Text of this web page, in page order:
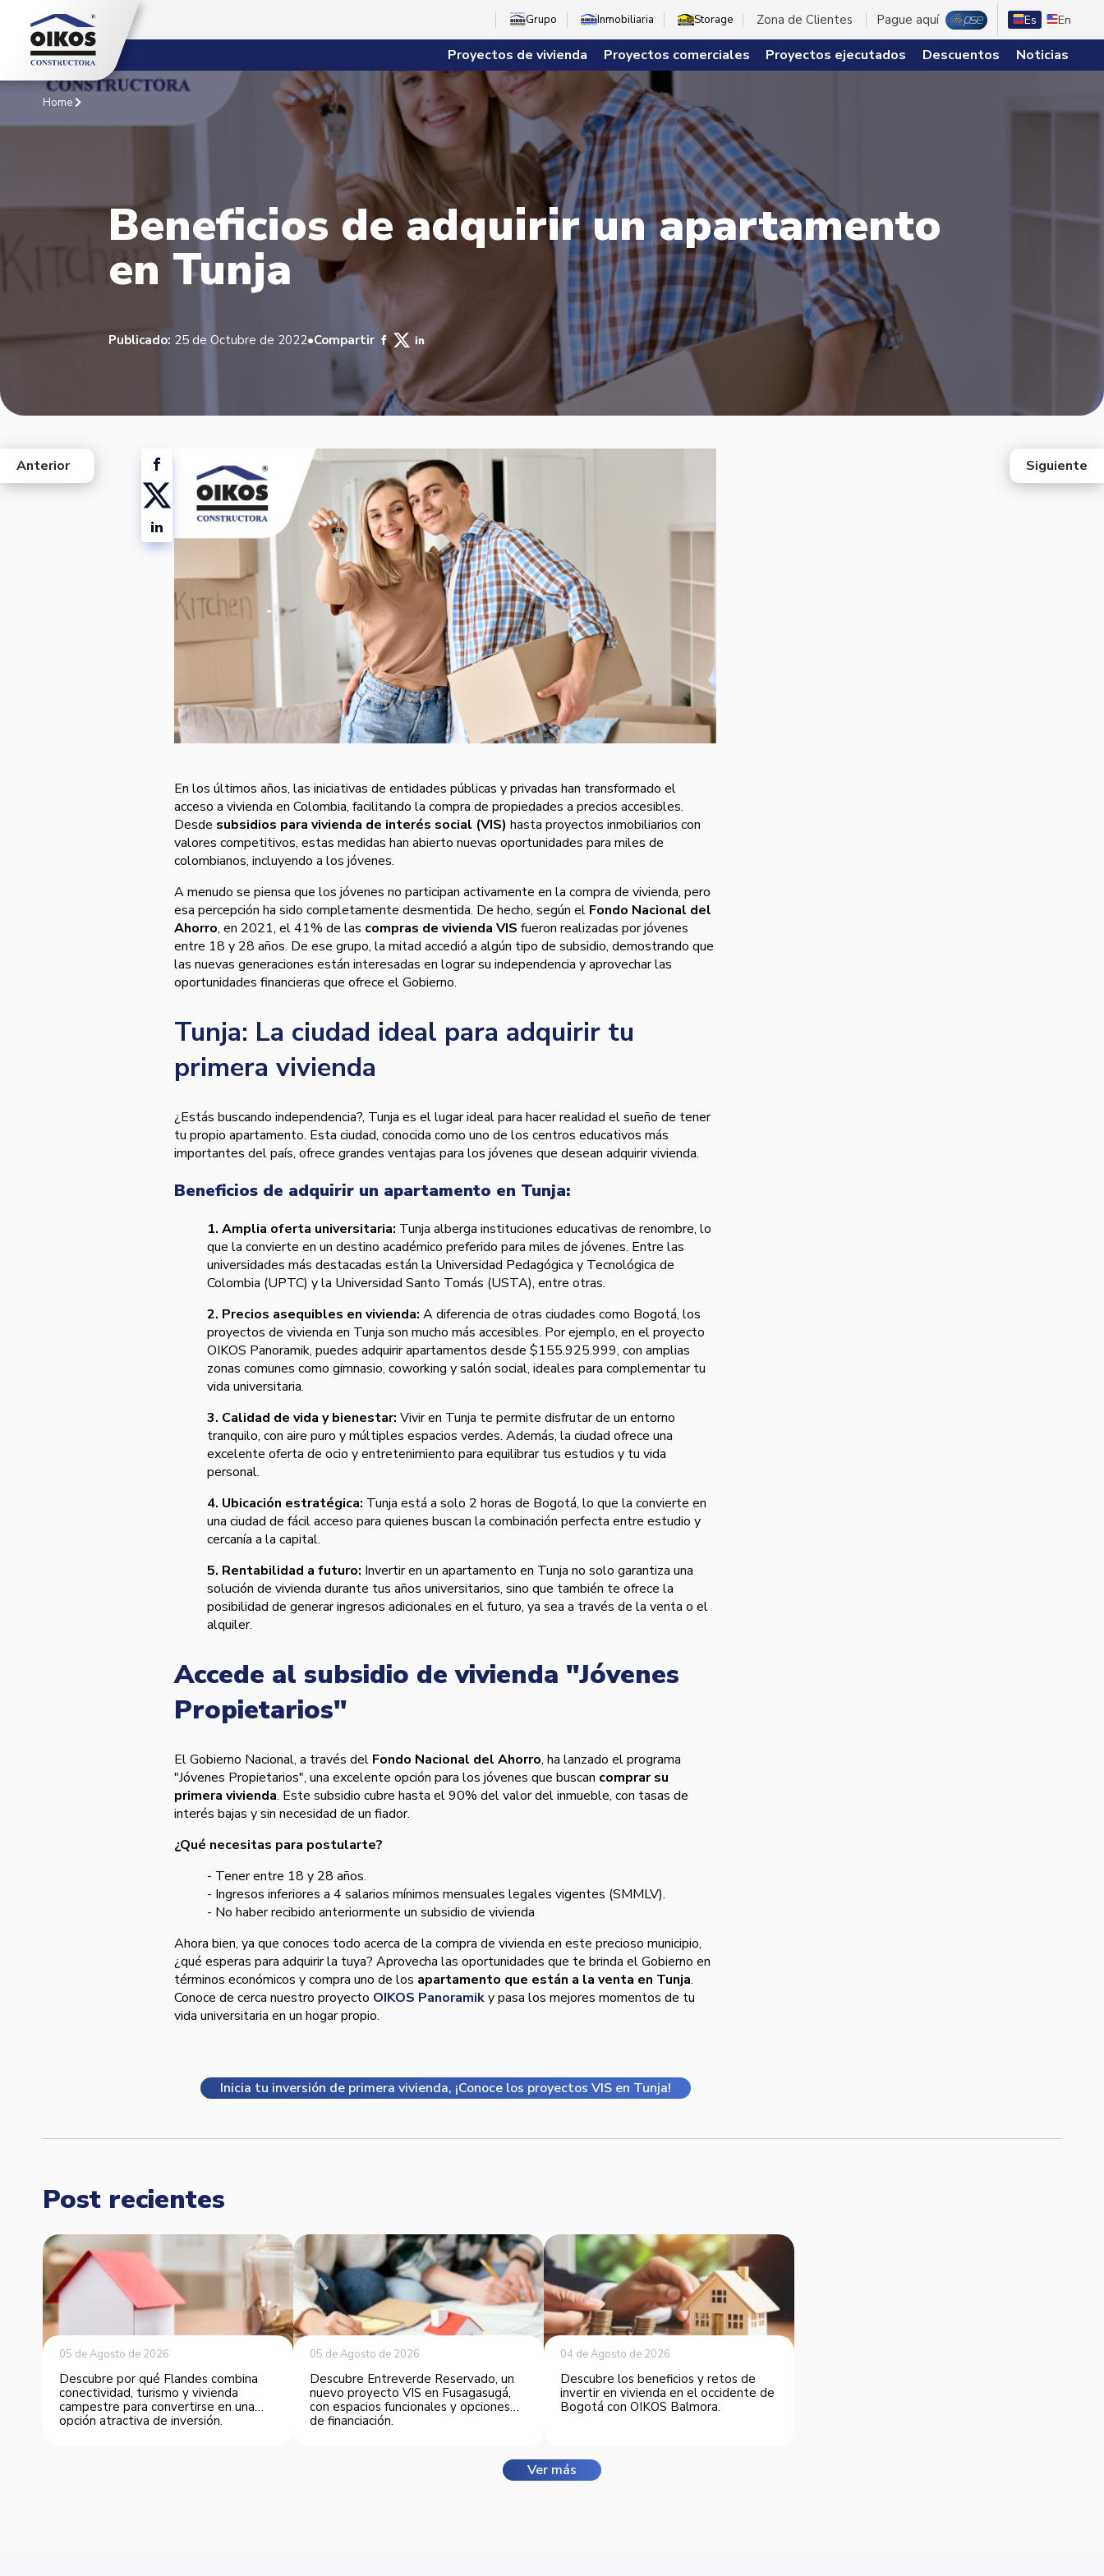
Grupo Inmobiliaria Storage Zona de Clientes Pague aquí Es En
Proyectos de vivienda Proyectos comerciales Proyectos ejecutados Descuentos Noticias
Home
Beneficios de adquirir un apartamento
en Tunja
Publicado: 25 de Octubre de 2022•Compartir
En los últimos años, las iniciativas de entidades públicas y privadas han transformado el
acceso a vivienda en Colombia, facilitando la compra de propiedades a precios accesibles.
Desde subsidios para vivienda de interés social (VIS) hasta proyectos inmobiliarios con
valores competitivos, estas medidas han abierto nuevas oportunidades para miles de
colombianos, incluyendo a los jóvenes.
A menudo se piensa que los jóvenes no participan activamente en la compra de vivienda, pero
esa percepción ha sido completamente desmentida. De hecho, según el Fondo Nacional del
Ahorro, en 2021, el 41% de las compras de vivienda VIS fueron realizadas por jóvenes
entre 18 y 28 años. De ese grupo, la mitad accedió a algún tipo de subsidio, demostrando que
las nuevas generaciones están interesadas en lograr su independencia y aprovechar las
oportunidades financieras que ofrece el Gobierno.
Tunja: La ciudad ideal para adquirir tu
primera vivienda
¿Estás buscando independencia?, Tunja es el lugar ideal para hacer realidad el sueño de tener
tu propio apartamento. Esta ciudad, conocida como uno de los centros educativos más
importantes del país, ofrece grandes ventajas para los jóvenes que desean adquirir vivienda.
Beneficios de adquirir un apartamento en Tunja:
1. Amplia oferta universitaria: Tunja alberga instituciones educativas de renombre, lo
que la convierte en un destino académico preferido para miles de jóvenes. Entre las
universidades más destacadas están la Universidad Pedagógica y Tecnológica de
Colombia (UPTC) y la Universidad Santo Tomás (USTA), entre otras.
2. Precios asequibles en vivienda: A diferencia de otras ciudades como Bogotá, los
proyectos de vivienda en Tunja son mucho más accesibles. Por ejemplo, en el proyecto
OIKOS Panoramik, puedes adquirir apartamentos desde $155.925.999, con amplias
zonas comunes como gimnasio, coworking y salón social, ideales para complementar tu
vida universitaria.
3. Calidad de vida y bienestar: Vivir en Tunja te permite disfrutar de un entorno
tranquilo, con aire puro y múltiples espacios verdes. Además, la ciudad ofrece una
excelente oferta de ocio y entretenimiento para equilibrar tus estudios y tu vida
personal.
4. Ubicación estratégica: Tunja está a solo 2 horas de Bogotá, lo que la convierte en
una ciudad de fácil acceso para quienes buscan la combinación perfecta entre estudio y
cercanía a la capital.
5. Rentabilidad a futuro: Invertir en un apartamento en Tunja no solo garantiza una
solución de vivienda durante tus años universitarios, sino que también te ofrece la
posibilidad de generar ingresos adicionales en el futuro, ya sea a través de la venta o el
alquiler.
Accede al subsidio de vivienda "Jóvenes
Propietarios"
El Gobierno Nacional, a través del Fondo Nacional del Ahorro, ha lanzado el programa
"Jóvenes Propietarios", una excelente opción para los jóvenes que buscan comprar su
primera vivienda. Este subsidio cubre hasta el 90% del valor del inmueble, con tasas de
interés bajas y sin necesidad de un fiador.
¿Qué necesitas para postularte?
- Tener entre 18 y 28 años.
- Ingresos inferiores a 4 salarios mínimos mensuales legales vigentes (SMMLV).
- No haber recibido anteriormente un subsidio de vivienda
Ahora bien, ya que conoces todo acerca de la compra de vivienda en este precioso municipio,
¿qué esperas para adquirir la tuya? Aprovecha las oportunidades que te brinda el Gobierno en
términos económicos y compra uno de los apartamento que están a la venta en Tunja.
Conoce de cerca nuestro proyecto OIKOS Panoramiky pasa los mejores momentos de tu
vida universitaria en un hogar propio.
Inicia tu inversión de primera vivienda, ¡Conoce los proyectos VIS en Tunja!
west
Anterior Siguiente
Post recientes
05 de Agosto de 2026
Descubre por qué Flandes combina
conectividad, turismo y vivienda
campestre para convertirse en una
opción atractiva de inversión.
05 de Agosto de 2026
Descubre Entreverde Reservado, un
nuevo proyecto VIS en Fusagasugá,
con espacios funcionales y opciones
de financiación.
04 de Agosto de 2026
Descubre los beneficios y retos de
invertir en vivienda en el occidente de
Bogotá con OIKOS Balmora.
Ver más